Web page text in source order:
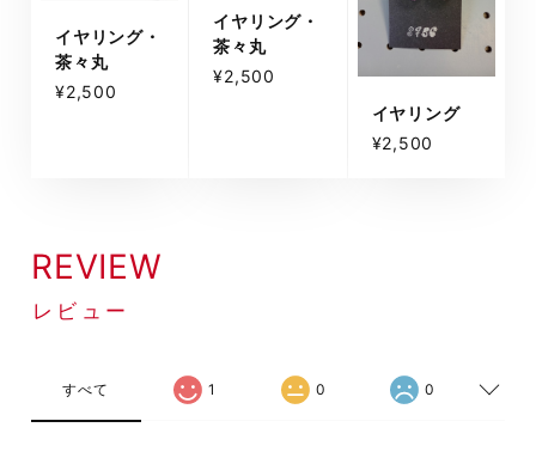
イヤリング・
茶々丸
¥2,500
イヤリング・
茶々丸
¥2,500
イヤリング
¥2,500
REVIEW
レビュー
すべて 1 0 0